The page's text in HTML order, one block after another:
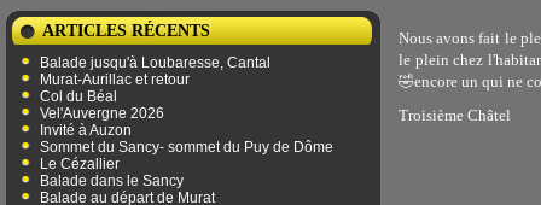
ARTICLES RÉCENTS
Balade jusqu'à Loubaresse, Cantal
Murat-Aurillac et retour
Col du Béal
Vel'Auvergne 2026
Invité à Auzon
Sommet du Sancy- sommet du Puy de Dôme
Le Cézallier
Balade dans le Sancy
Balade au départ de Murat
Nous avons fait le
le plein chez
🤣encore un qui ne
Troisième Châtel